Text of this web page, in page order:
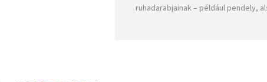
ruhadarabjainak – például pendely,